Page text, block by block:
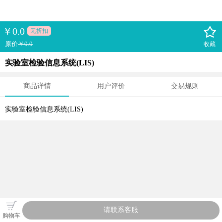
￥0.0 无折扣
原价￥0.0 收藏
实验室检验信息系统(LIS)
商品详情 用户评价 交易规则
实验室检验信息系统(LIS)
购物车
请联系客服